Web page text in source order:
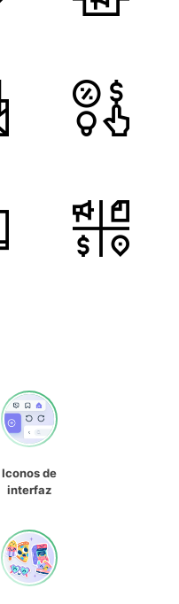
Iconos de
interfaz